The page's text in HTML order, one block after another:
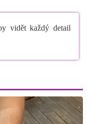
vidět každý detail